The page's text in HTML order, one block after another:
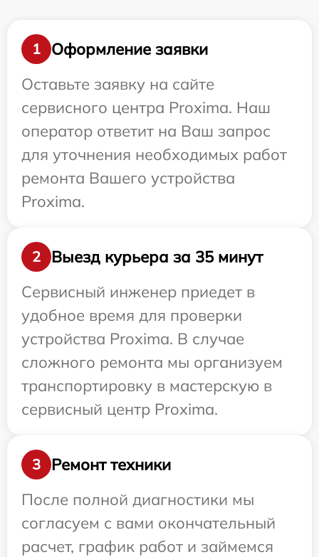
1
Оформление заявки
Оставьте заявку на сайте
сервисного центра Proxima. Наш
оператор ответит на Ваш запрос
для уточнения необходимых работ
ремонта Вашего устройства
Proxima.
2
Выезд курьера за 35 минут
Сервисный инженер приедет в
удобное время для проверки
устройства Proxima. В случае
сложного ремонта мы организуем
транспортировку в мастерскую в
сервисный центр Proxima.
3
Ремонт техники
После полной диагностики мы
согласуем с вами окончательный
расчет, график работ и займемся